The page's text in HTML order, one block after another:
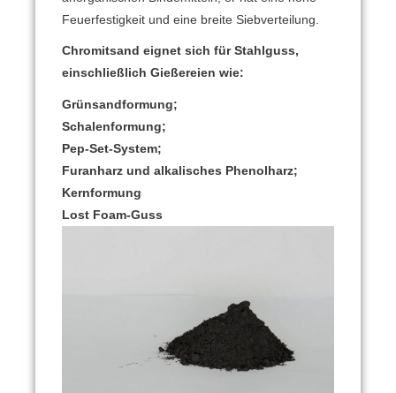
Feuerfestigkeit und eine breite Siebverteilung.
Chromitsand eignet sich für Stahlguss,
einschließlich Gießereien wie:
Grünsandformung;
Schalenformung;
Pep-Set-System;
Furanharz und alkalisches Phenolharz;
Kernformung
Lost Foam-Guss